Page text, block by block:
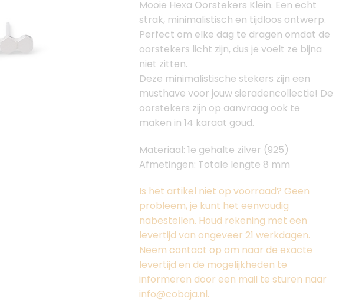
Mooie Hexa Oorstekers Klein. Een echt
strak, minimalistisch en tijdloos ontwerp.
Perfect om elke dag te dragen omdat de
oorstekers licht zijn, dus je voelt ze bijna
niet zitten.
Deze minimalistische stekers zijn een
musthave voor jouw sieradencollectie! De
oorstekers zijn op aanvraag ook te
maken in 14 karaat goud.
Materiaal: 1e gehalte zilver (925)
Afmetingen: Totale lengte 8 mm
Is het artikel niet op voorraad? Geen
probleem, je kunt het eenvoudig
nabestellen. Houd rekening met een
levertijd van ongeveer 21 werkdagen.
Neem contact op om naar de exacte
levertijd en de mogelijkheden te
informeren door een mail te sturen naar
info@cobaja.nl.